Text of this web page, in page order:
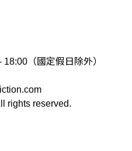
（國定假日除外）
rights reserved.